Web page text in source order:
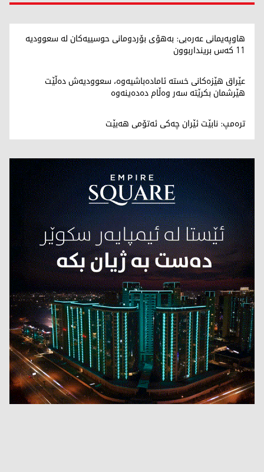
هاوپەیمانی عەرەبی: بەهۆی بۆردومانی حوسییەکان لە سعوودیە
11 کەس برینداربوون
عێراق هێزەکانی خستە ئامادەباشیەوە، سعوودیەش دەڵێت
هێرشمان بکرێتە سەر وەڵام دەدەینەوە
ترەمپ: نابێت ئێران چەکی ئەتۆمی هەبێت